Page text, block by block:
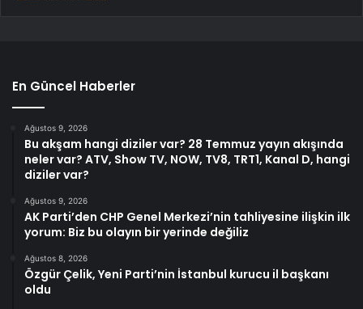
En Güncel Haberler
Ağustos 9, 2026
Bu akşam hangi diziler var? 28 Temmuz yayın akışında
neler var? ATV, Show TV, NOW, TV8, TRT1, Kanal D, hangi
diziler var?
Ağustos 9, 2026
AK Parti’den CHP Genel Merkezi’nin tahliyesine ilişkin ilk
yorum: Biz bu olayın bir yerinde değiliz
Ağustos 8, 2026
Özgür Çelik, Yeni Parti’nin İstanbul kurucu il başkanı
oldu